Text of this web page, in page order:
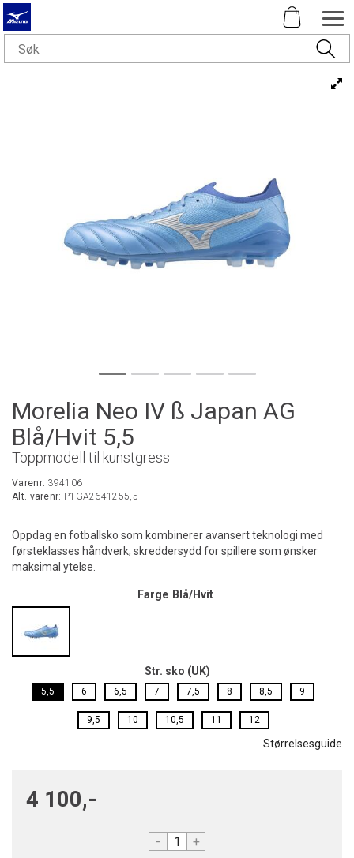
Morelia Neo IV ß Japan AG
Blå/Hvit 5,5
Toppmodell til kunstgress
Varenr: 394106
Alt. varenr: P1GA2641255,5
Oppdag en fotballsko som kombinerer avansert teknologi med
førsteklasses håndverk, skreddersydd for spillere som ønsker
maksimal ytelse.
Farge Blå/Hvit
Str. sko (UK)
5,5 6 6,5 7 7,5 8 8,5 9
9,5 10 10,5 11 12
Størrelsesguide
4 100,-
- +